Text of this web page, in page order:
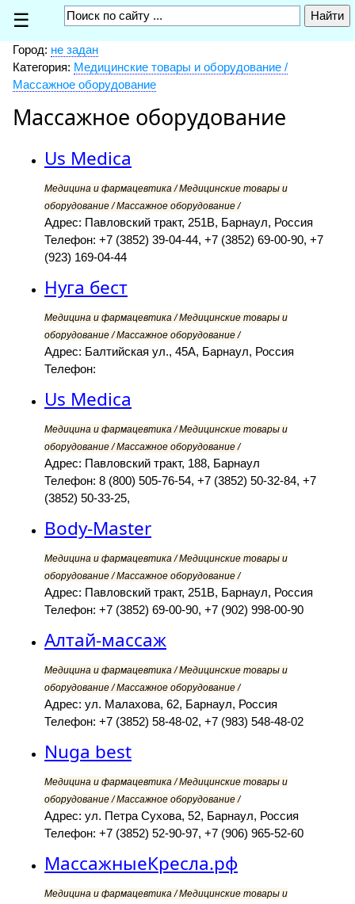
☰
Город: не задан
Категория: Медицинские товары и оборудование /
Массажное оборудование
Массажное оборудование
Us Medica
Медицина и фармацевтика / Медицинские товары и
оборудование / Массажное оборудование /
Адрес: Павловский тракт, 251В, Барнаул, Россия
Телефон: +7 (3852) 39-04-44, +7 (3852) 69-00-90, +7
(923) 169-04-44
Нуга бест
Медицина и фармацевтика / Медицинские товары и
оборудование / Массажное оборудование /
Адрес: Балтийская ул., 45А, Барнаул, Россия
Телефон:
Us Medica
Медицина и фармацевтика / Медицинские товары и
оборудование / Массажное оборудование /
Адрес: Павловский тракт, 188, Барнаул
Телефон: 8 (800) 505-76-54, +7 (3852) 50-32-84, +7
(3852) 50-33-25,
Body-Master
Медицина и фармацевтика / Медицинские товары и
оборудование / Массажное оборудование /
Адрес: Павловский тракт, 251В, Барнаул, Россия
Телефон: +7 (3852) 69-00-90, +7 (902) 998-00-90
Алтай-массаж
Медицина и фармацевтика / Медицинские товары и
оборудование / Массажное оборудование /
Адрес: ул. Малахова, 62, Барнаул, Россия
Телефон: +7 (3852) 58-48-02, +7 (983) 548-48-02
Nuga best
Медицина и фармацевтика / Медицинские товары и
оборудование / Массажное оборудование /
Адрес: ул. Петра Сухова, 52, Барнаул, Россия
Телефон: +7 (3852) 52-90-97, +7 (906) 965-52-60
МассажныеКресла.рф
Медицина и фармацевтика / Медицинские товары и